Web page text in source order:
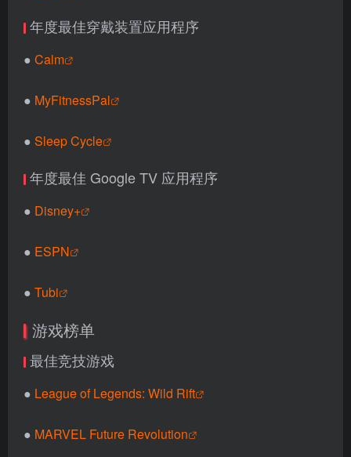
年度最佳穿戴装置应用程序
● Calm
● MyFitnessPal
● Sleep Cycle
年度最佳 Google TV 应用程序
● Disney+
● ESPN
● Tubi
游戏榜单
最佳竞技游戏
● League of Legends: Wild Rift
● MARVEL Future Revolution